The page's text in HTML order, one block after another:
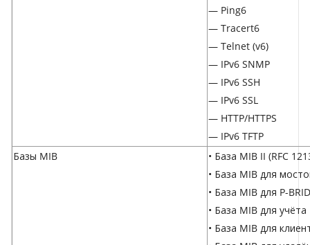
— Ping6
— Tracert6
— Telnet (v6)
— IPv6 SNMP
— IPv6 SSH
— IPv6 SSL
— HTTP/HTTPS
— IPv6 TFTP
Базы MIB
• База MIB II (RFC
• База MIB для
• База MIB для P-
• База MIB для учёта
• База MIB для